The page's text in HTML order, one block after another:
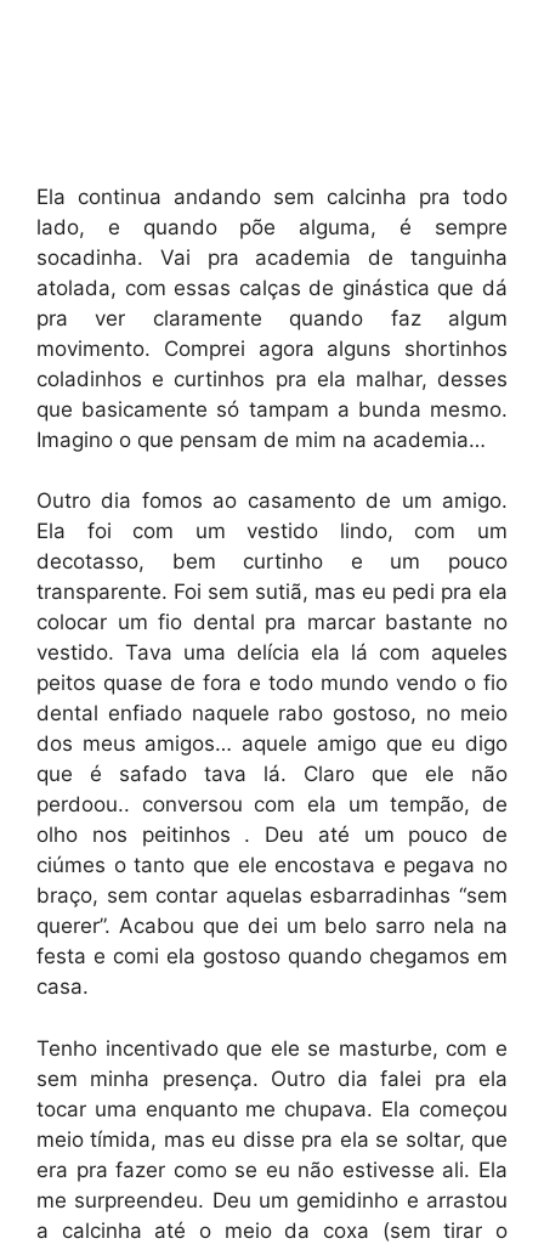
Ela continua andando sem calcinha pra todo
lado, e quando põe alguma, é sempre
socadinha. Vai pra academia de tanguinha
atolada, com essas calças de ginástica que dá
pra ver claramente quando faz algum
movimento. Comprei agora alguns shortinhos
coladinhos e curtinhos pra ela malhar, desses
que basicamente só tampam a bunda mesmo.
Imagino o que pensam de mim na academia…
Outro dia fomos ao casamento de um amigo.
Ela foi com um vestido lindo, com um
decotasso, bem curtinho e um pouco
transparente. Foi sem sutiã, mas eu pedi pra ela
colocar um fio dental pra marcar bastante no
vestido. Tava uma delícia ela lá com aqueles
peitos quase de fora e todo mundo vendo o fio
dental enfiado naquele rabo gostoso, no meio
dos meus amigos… aquele amigo que eu digo
que é safado tava lá. Claro que ele não
perdoou.. conversou com ela um tempão, de
olho nos peitinhos . Deu até um pouco de
ciúmes o tanto que ele encostava e pegava no
braço, sem contar aquelas esbarradinhas “sem
querer”. Acabou que dei um belo sarro nela na
festa e comi ela gostoso quando chegamos em
casa.
Tenho incentivado que ele se masturbe, com e
sem minha presença. Outro dia falei pra ela
tocar uma enquanto me chupava. Ela começou
meio tímida, mas eu disse pra ela se soltar, que
era pra fazer como se eu não estivesse ali. Ela
me surpreendeu. Deu um gemidinho e arrastou
a calcinha até o meio da coxa (sem tirar o